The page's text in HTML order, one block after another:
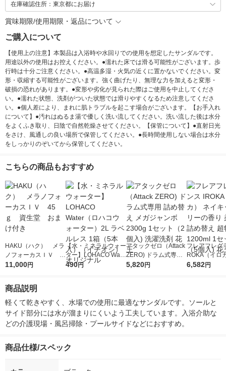
在庫確認住所：東京都にお届け
賞味期限/使用期限・返品について
ご購入について
【使用上の注意】本製品は入浴時や水回りでの使用を想定したサンダルです。
用途以外の使用はお控えください。●濡れた床では滑る可能性がございます。歩
行時は十分ご注意ください。●高温多湿・火気の近くに置かないでください。変
形・収縮する可能性がございます。強く曲げたり、無理な力を加えると変形・
破損の恐れがあります。●変形や劣化が見られた際はご使用を中止してくださ
い。●濡れた状態、洗剤がついた状態では滑りやすくなるため注意してくださ
い。●個人差により、まれに肌トラブルを起こす場合がございます。【お手入れ
について】●汚れはぬるま湯で優しく洗い流してください。洗い流した後は水分
をよくふき取り、日陰で自然乾燥させてください。【保管について】●直射日光
をさけ、風通しの良い場所で保管してください。●長時間使用しない場合は水分
をしっかりのぞいてから保管してください。
こちらの商品もおすすめ
HAKU（ハク） メラ
ノフォーカスＩＶ 4
5ｇ 資生堂 おまけ
11,000円
【水・ミネラルウォー
ター】LOHACO Wate
r（ロハコウォータ
490円
アタックゼロ（Attack
ZERO) ドラム式専用
詰め替え メガジャン
5,820円
フレアフレグ
ROKA（イロ
イキッドリリ
6,582円
商品説明
軽くて乾きやすく、水場での使用に最適なサンダルです。ソールと
サイド部分には水が溜まりにくいよう工夫しています。入浴介助な
どの介護現場・風呂掃除・プールサイドなどにおすすめ。
商品仕様/スペック